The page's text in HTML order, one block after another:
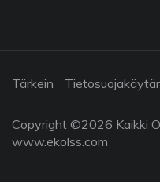
Tärkein
Copyright ©2026 Kaikki
www.ekolss.com